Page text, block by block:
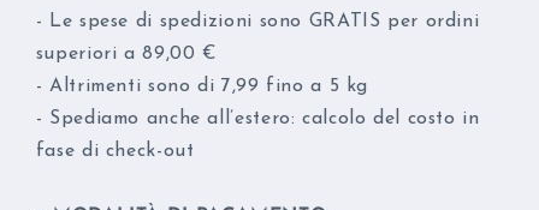
- Le spese di spedizioni sono GRATIS per ordini
superiori a 89,00 €
- Altrimenti sono di 7,99 fino a 5 kg
- Spediamo anche all’estero: calcolo del costo in
fase di check-out